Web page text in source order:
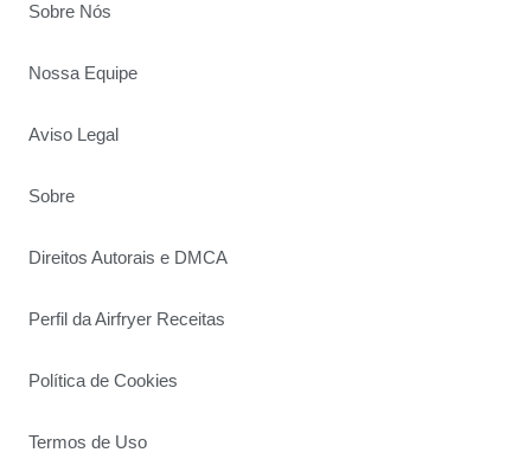
Sobre Nós
Nossa Equipe
Aviso Legal
Sobre
Direitos Autorais e DMCA
Perfil da Airfryer Receitas
Política de Cookies
Termos de Uso